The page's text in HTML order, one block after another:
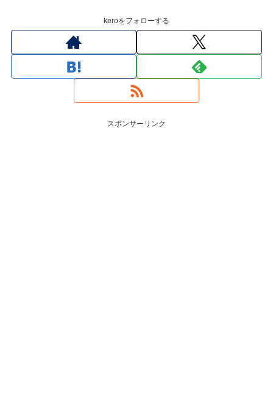
keroをフォローする
スポンサーリンク